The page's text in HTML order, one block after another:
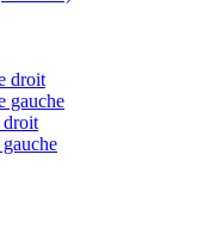
droit
gauche
droit